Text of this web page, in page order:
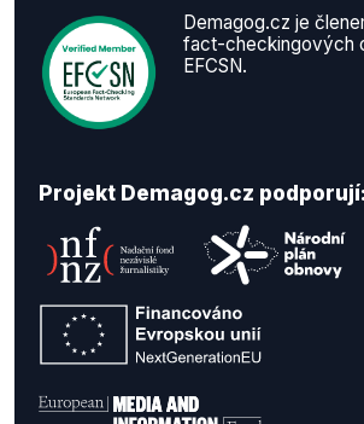
Demagog.cz je
fact-checkingových
EFCSN.
Projekt Demagog.cz podporují: